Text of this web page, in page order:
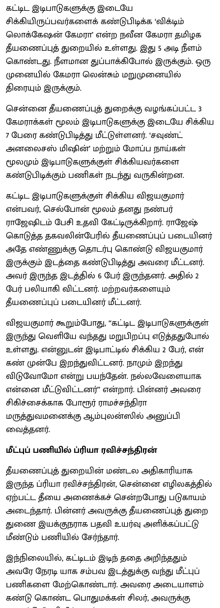
கட்டிட இடிபாடுகளுக்கு இடையே
சிக்கியிருப்பவர்களைக் கண்டுபிடிக்க ‘விக்டிம்
லொக்கேஷன் கேமரா’ என்ற நவீன கேமரா தமிழக
தீயணைப்புத் துறையில் உள்ளது. இது 5 அடி நீளம்
கொண்டது. நீளமான துப்பாக்கிபோல் இருக்கும். ஒரு
முனையில் கேமரா லென்சும் மறுமுனையில்
திரையும் இருக்கும்.
சென்னை தீயணைப்புத் துறைக்கு வழங்கப்பட்ட 3
கேமராக்கள் மூலம் இடிபாடுகளுக்கு இடையே சிக்கிய
7 பேரை கண்டுபிடித்து மீட்டுள்ளனர். ‘சவுண்ட்
அனலைசஸ் மிஷின்’ மற்றும் மோப்ப நாய்கள்
மூலமும் இடிபாடுகளுக்குள் சிக்கியவர்களை
கண்டுபிடிக்கும் பணிகள் நடந்து வருகின்றன.
கட்டிட இடிபாடுகளுக்குள் சிக்கிய விஜயகுமார்
என்பவர், செல்போன் மூலம் தனது நண்பர்
ராஜேஷிடம் பேசி உதவி கேட்டிருக்கிறார். ராஜேஷ்
கொடுத்த தகவலின்பேரில் தீயணைப்புப் படையினர்
அதே எண்ணுக்கு தொடர்பு கொண்டு விஜயகுமார்
இருக்கும் இடத்தை கண்டுபிடித்து அவரை மீட்டனர்.
அவர் இருந்த இடத்தில் 6 பேர் இருந்தனர். அதில் 2
பேர் பலியாகி விட்டனர். மற்றவர்களையும்
தீயணைப்புப் படையினர் மீட்டனர்.
விஜயகுமார் கூறும்போது, ‘‘கட்டிட இடிபாடுகளுக்குள்
இருந்து வெளியே வந்தது மறுபிறப்பு எடுத்ததுபோல்
உள்ளது. என்னுடன் இடிபாட்டில் சிக்கிய 2 பேர், என்
கண் முன்பே இறந்துவிட்டனர். நாமும் இறந்து
விடுவோமோ என்று பயந்தேன். நல்லவேளையாக
என்னை மீட்டுவிட்டனர்’’ என்றார். பின்னர் அவரை
சிகிச்சைக்காக போரூர் ராமச்சந்திரா
மருத்துவமனைக்கு ஆம்புலன்ஸில் அனுப்பி
வைத்தனர்.
மீட்புப் பணியில் ப்ரியா ரவிச்சந்திரன்
தீயணைப்புத் துறையின் மண்டல அதிகாரியாக
இருந்த ப்ரியா ரவிச்சந்திரன், சென்னை எழிலகத்தில்
ஏற்பட்ட தீயை அணைக்கச் சென்றபோது படுகாயம்
அடைந்தார். பின்னர் அவருக்கு தீயணைப்புத் துறை
துணை இயக்குநராக பதவி உயர்வு அளிக்கப்பட்டு
மீண்டும் பணியில் சேர்ந்தார்.
இந்நிலையில், கட்டிடம் இடிந் ததை அறிந்ததும்
அவரே நேரடி யாக சம்பவ இடத்துக்கு வந்து மீட்புப்
பணிகளை மேற்கொண்டார். அவரை அடையாளம்
கண்டு கொண்ட பொதுமக்கள் சிலர், அவருக்கு